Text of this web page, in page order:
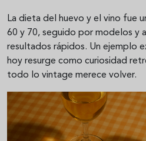
La dieta del huevo y el vino fue
60 y 70, seguido por modelos y
resultados rápidos. Un ejemplo
hoy resurge como curiosidad
todo lo vintage merece volver.